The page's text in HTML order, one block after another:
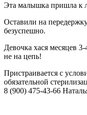
Эта малышка пришла к
Оставили на
безуспешно.
Девочка хася месяцев
не на цепь!
Пристраивается с
обязательной
8 (900) 475-43-66